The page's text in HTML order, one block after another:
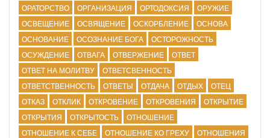
ОРАТОРСТВО
ОРГАНИЗАЦИЯ ОРТОДОКСИЯ
ОРУЖИЕ
ОСВЕЩЕНИЕ
ОСВЯЩЕНИЕ ОСКОРБЛЕНИЕ
ОСНОВА
ОСНОВАНИЕ
ОСОЗНАНИЕ БОГА
ОСТОРОЖНОСТЬ
ОСУЖДЕНИЕ
ОТВАГА ОТВЕРЖЕНИЕ
ОТВЕТ
ОТВЕТ НА МОЛИТВУ
ОТВЕТСВЕННОСТЬ
ОТВЕТСТВЕННОСТЬ
ОТВЕТЫ ОТДАЧА ОТДЫХ
ОТЕЦ
ОТКАЗ
ОТКЛИК ОТКРОВЕНИЕ ОТКРОВЕНИЯ
ОТКРЫТИЕ
ОТКРЫТИЯ
ОТКРЫТОСТЬ
ОТНОШЕНИЕ
ОТНОШЕНИЕ К СЕБЕ
ОТНОШЕНИЕ КО ГРЕХУ
ОТНОШЕНИЯ